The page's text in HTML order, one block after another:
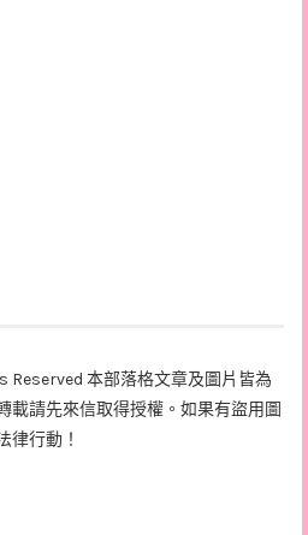
本部落格文章及圖片皆為
載請先來信取得授權。如果有盜用圖
律行動！